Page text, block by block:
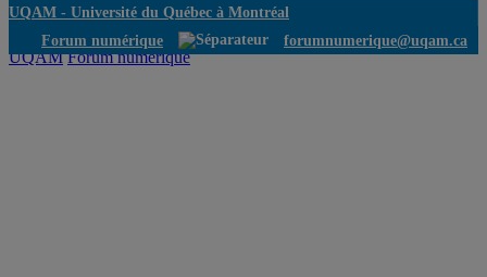
UQAM - Université du Québec à Montréal
Forum numérique
forumnumerique@uqam.ca
UQAM Forum numérique